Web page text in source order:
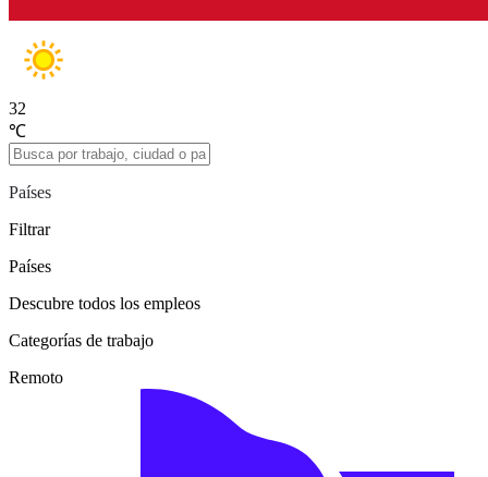
32
℃
Países
Filtrar
Países
Descubre todos los empleos
Categorías de trabajo
Remoto